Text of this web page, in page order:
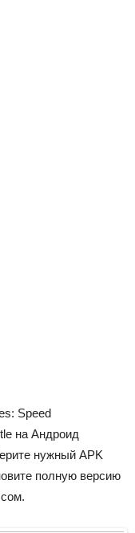
Speed
на Андроид
нужный APK
полную версию